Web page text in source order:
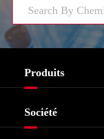
Produits
Société